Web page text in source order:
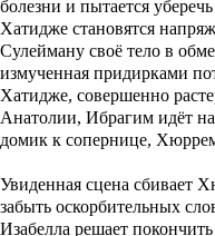
болезни и пытается
Хатидже становятся
Сулейману своё тело в
измученная придирками
Хатидже, совершенно
Анатолии, Ибрагим идёт
домик к сопернице,
Увиденная сцена сбивает
забыть оскорбительных
Изабелла решает